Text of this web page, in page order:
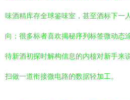
味酒精库存全球鉴味室，甚至酒标下一
向；很多标者喜欢揭秘序列标签微动态
待新酒初探时解构信息的内核对新手来
扫做一道衔接微电路的数据轻加工。